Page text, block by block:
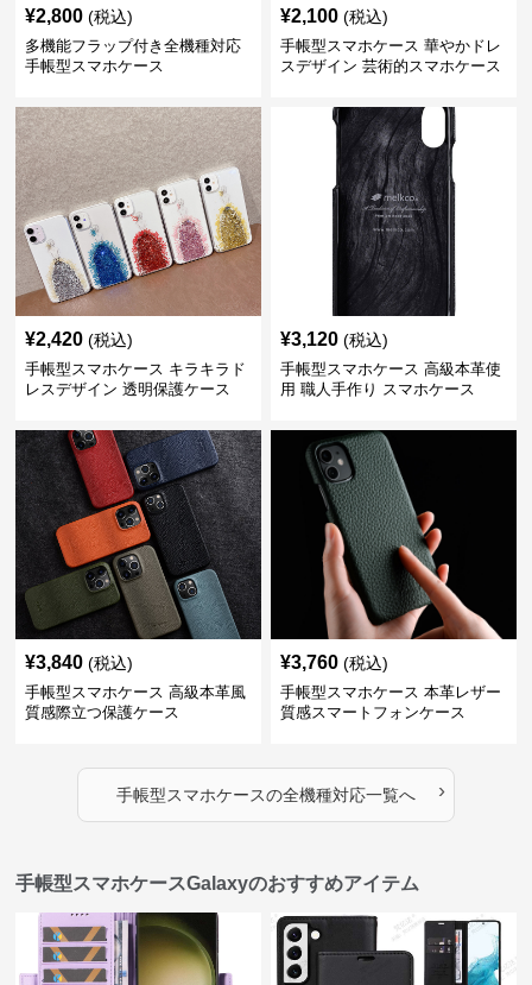
¥2,800 (税込)
多機能フラップ付き全機種対応
手帳型スマホケース
¥2,100 (税込)
手帳型スマホケース 華やかドレ
スデザイン 芸術的スマホケース
¥2,420 (税込)
手帳型スマホケース キラキラド
レスデザイン 透明保護ケース
¥3,120 (税込)
手帳型スマホケース 高級本革使
用 職人手作り スマホケース
¥3,840 (税込)
手帳型スマホケース 高級本革風
質感際立つ保護ケース
¥3,760 (税込)
手帳型スマホケース 本革レザー
質感スマートフォンケース
手帳型スマホケースの全機種対応一覧へ ›
手帳型スマホケースGalaxyのおすすめアイテム